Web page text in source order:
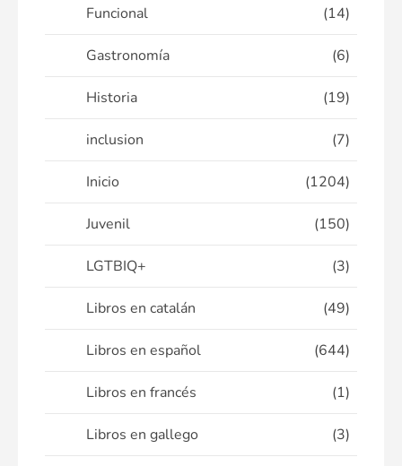
Funcional (14)
Gastronomía (6)
Historia (19)
inclusion (7)
Inicio (1204)
Juvenil (150)
LGTBIQ+ (3)
Libros en catalán (49)
Libros en español (644)
Libros en francés (1)
Libros en gallego (3)